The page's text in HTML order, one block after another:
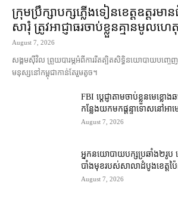
ក្រុមប្រឹក្សា​បក្ស​ភ្លើងទៀន​ខេត្ត​ឧត្ដ
សារុំ ត្រូវ​អាជ្ញាធរ​ចាប់ខ្លួន​គ្មាន​មូលហេតុ
August 7, 2026
សង្គម​ស៊ីវិល ព្រួយបារម្ភ​អំពី​ការ​រឹតត្បិត​សិទ្ធិ​នយោបាយ​បញ្ចេ
មនុស្ស​នៅ​កម្ពុជា​កាន់តែ​រួម​តូច។
FBI ប្ដេជ្ញា​តាម​ចាប់ខ្លួន​មេខ្
កន្លែង​យក​មក​ផ្ដន្ទាទោស​នៅ​អាម
August 7, 2026
អ្នកនយោបាយ​បក្ស​ប្រឆាំង​២​រូ
បាំងមុខ​របស់​សាលាដំបូង​ខេត្ត​ប៉
August 7, 2026